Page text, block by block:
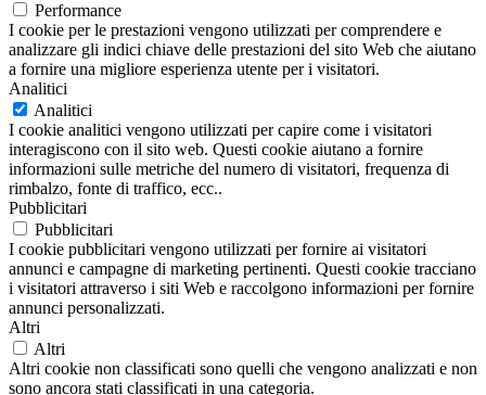
Performance
I cookie per le prestazioni vengono utilizzati per comprendere e
analizzare gli indici chiave delle prestazioni del sito Web che aiutano
a fornire una migliore esperienza utente per i visitatori.
Analitici
Analitici
I cookie analitici vengono utilizzati per capire come i visitatori
interagiscono con il sito web. Questi cookie aiutano a fornire
informazioni sulle metriche del numero di visitatori, frequenza di
rimbalzo, fonte di traffico, ecc..
Pubblicitari
Pubblicitari
I cookie pubblicitari vengono utilizzati per fornire ai visitatori
annunci e campagne di marketing pertinenti. Questi cookie tracciano
i visitatori attraverso i siti Web e raccolgono informazioni per fornire
annunci personalizzati.
Altri
Altri
Altri cookie non classificati sono quelli che vengono analizzati e non
sono ancora stati classificati in una categoria.